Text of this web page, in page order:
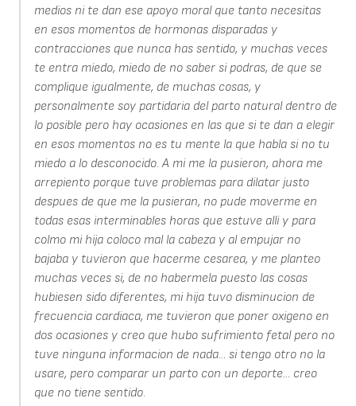
medios ni te dan ese apoyo moral que tanto necesitas
en esos momentos de hormonas disparadas y
contracciones que nunca has sentido, y muchas veces
te entra miedo, miedo de no saber si podras, de que se
complique igualmente, de muchas cosas, y
personalmente soy partidaria del parto natural dentro de
lo posible pero hay ocasiones en las que si te dan a elegir
en esos momentos no es tu mente la que habla si no tu
miedo a lo desconocido. A mi me la pusieron, ahora me
arrepiento porque tuve problemas para dilatar justo
despues de que me la pusieran, no pude moverme en
todas esas interminables horas que estuve alli y para
colmo mi hija coloco mal la cabeza y al empujar no
bajaba y tuvieron que hacerme cesarea, y me planteo
muchas veces si, de no habermela puesto las cosas
hubiesen sido diferentes, mi hija tuvo disminucion de
frecuencia cardiaca, me tuvieron que poner oxigeno en
dos ocasiones y creo que hubo sufrimiento fetal pero no
tuve ninguna informacion de nada... si tengo otro no la
usare, pero comparar un parto con un deporte... creo
que no tiene sentido.